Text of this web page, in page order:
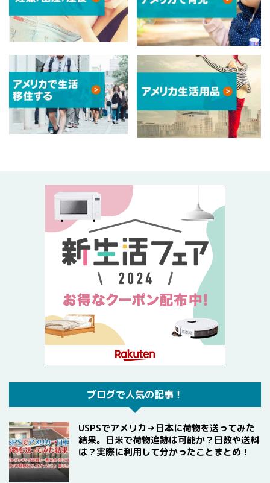
ブログで人気の記事！
USPSでアメリカ→日本に荷物を送ってみた
結果。日米で荷物追跡は可能か？日数や送料
は？実際に利用して分かったことまとめ！